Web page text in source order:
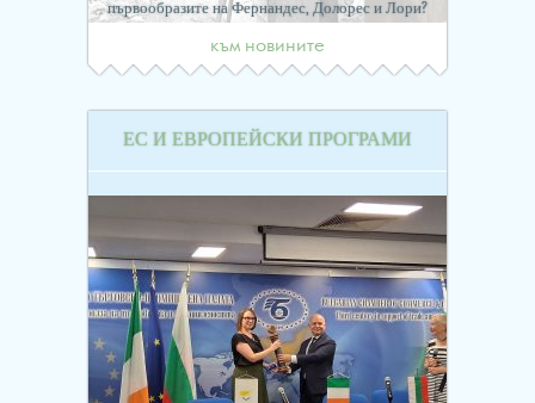
първообразите на Фернандес, Долорес и Лори?
към новините
ЕС И ЕВРОПЕЙСКИ ПРОГРАМИ